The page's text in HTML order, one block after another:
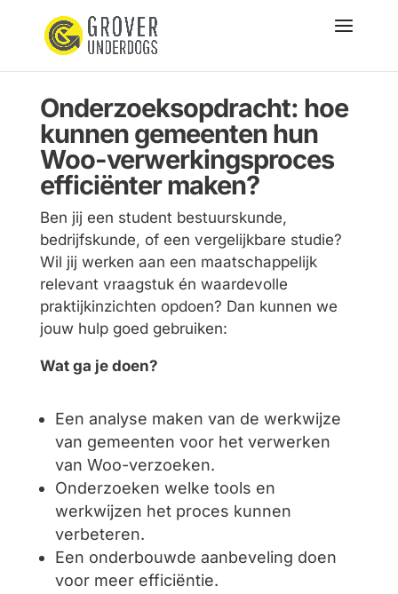
Onderzoeksopdracht: hoe
kunnen gemeenten hun
Woo-verwerkingsproces
efficiënter maken?
Ben jij een student bestuurskunde,
bedrijfskunde, of een vergelijkbare studie?
Wil jij werken aan een maatschappelijk
relevant vraagstuk én waardevolle
praktijkinzichten opdoen? Dan kunnen we
jouw hulp goed gebruiken:
Wat ga je doen?
Een analyse maken van de werkwijze
van gemeenten voor het verwerken
van Woo-verzoeken.
Onderzoeken welke tools en
werkwijzen het proces kunnen
verbeteren.
Een onderbouwde aanbeveling doen
voor meer efficiëntie.